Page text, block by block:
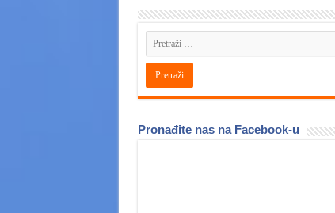
Pronađite nas na Facebook-u